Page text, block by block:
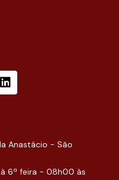
i
n
nAnastácio - São
6ª feira - 08h00 às